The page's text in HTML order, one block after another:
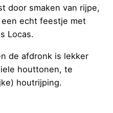
door smaken van rijpe,
echt feestje met
Locas.
de afdronk is lekker
houttonen, te
houtrijping.